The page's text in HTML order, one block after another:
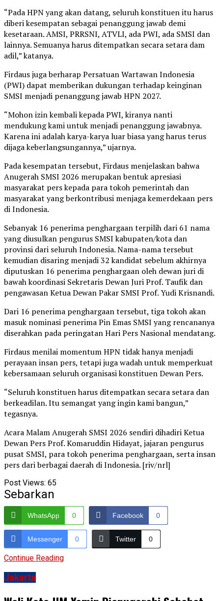
“Pada HPN yang akan datang, seluruh konstituen itu harus
diberi kesempatan sebagai penanggung jawab demi
kesetaraan. AMSI, PRRSNI, ATVLI, ada PWI, ada SMSI dan
lainnya. Semuanya harus ditempatkan secara setara dam
adil,” katanya.
Firdaus juga berharap Persatuan Wartawan Indonesia
(PWI) dapat memberikan dukungan terhadap keinginan
SMSI menjadi penanggung jawab HPN 2027.
“Mohon izin kembali kepada PWI, kiranya nanti
mendukung kami untuk menjadi penanggung jawabnya.
Karena ini adalah karya-karya luar biasa yang harus terus
dijaga keberlangsungannya,” ujarnya.
Pada kesempatan tersebut, Firdaus menjelaskan bahwa
Anugerah SMSI 2026 merupakan bentuk apresiasi
masyarakat pers kepada para tokoh pemerintah dan
masyarakat yang berkontribusi menjaga kemerdekaan pers
di Indonesia.
Sebanyak 16 penerima penghargaan terpilih dari 61 nama
yang diusulkan pengurus SMSI kabupaten/kota dan
provinsi dari seluruh Indonesia. Nama-nama tersebut
kemudian disaring menjadi 32 kandidat sebelum akhirnya
diputuskan 16 penerima penghargaan oleh dewan juri di
bawah koordinasi Sekretaris Dewan Juri Prof. Taufik dan
pengawasan Ketua Dewan Pakar SMSI Prof. Yudi Krisnandi.
Dari 16 penerima penghargaan tersebut, tiga tokoh akan
masuk nominasi penerima Pin Emas SMSI yang rencananya
diserahkan pada peringatan Hari Pers Nasional mendatang.
Firdaus menilai momentum HPN tidak hanya menjadi
perayaan insan pers, tetapi juga wadah untuk memperkuat
kebersamaan seluruh organisasi konstituen Dewan Pers.
“Seluruh konstituen harus ditempatkan secara setara dan
berkeadilan. Itu semangat yang ingin kami bangun,”
tegasnya.
Acara Malam Anugerah SMSI 2026 sendiri dihadiri Ketua
Dewan Pers Prof. Komaruddin Hidayat, jajaran pengurus
pusat SMSI, para tokoh penerima penghargaan, serta insan
pers dari berbagai daerah di Indonesia. [riv/nrl]
Post Views: 65
Sebarkan
WhatsApp 0 Facebook 0
Messenger 0 Twitter 0
Continue Reading
Jakarta